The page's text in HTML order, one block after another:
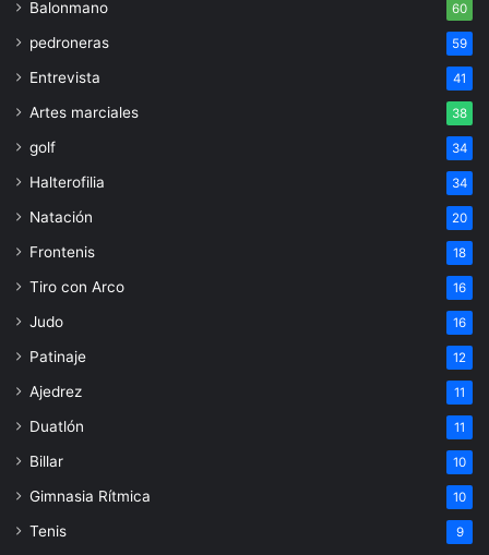
Balonmano 60
pedroneras 59
Entrevista 41
Artes marciales 38
golf 34
Halterofilia 34
Natación 20
Frontenis 18
Tiro con Arco 16
Judo 16
Patinaje 12
Ajedrez 11
Duatlón 11
Billar 10
Gimnasia Rítmica 10
Tenis 9